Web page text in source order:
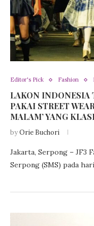
Editor's Pick Fashion
LAKON INDONESIA
PAKAI STREET
MALAM’ YANG
byOrie Buchori
Jakarta, Serpong – JF3
Serpong (SMS) pada